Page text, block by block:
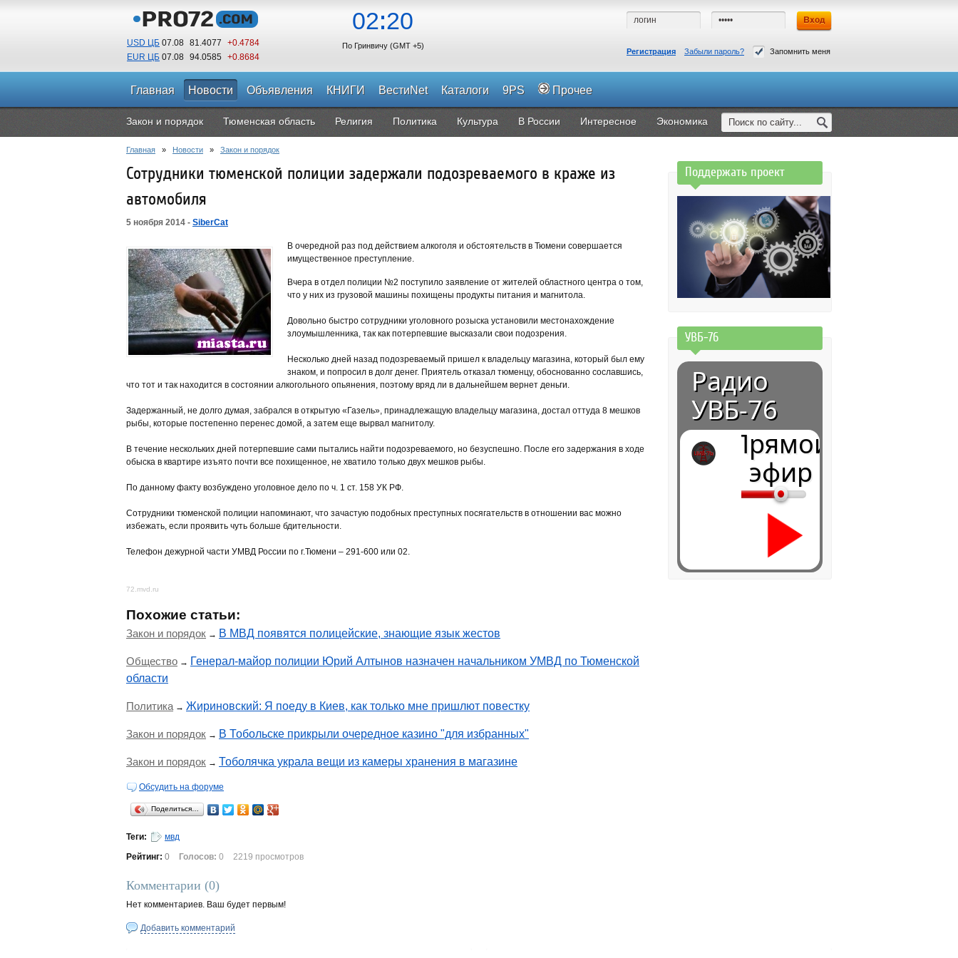
USD ЦБ 07.08 81.4077
+0.4784
EUR ЦБ 07.08 94.0585 +0.8684
02 20
По Гринвичу (GMT +5)
Регистрация Забыли пароль? Запомнить меня
Главная Новости Объявления КНИГИ ВестиNet Каталоги 9PS Прочее
Закон и порядок Тюменская область Религия Политика Культура В России Интересное Экономика
Главная » Новости » Закон и порядок
Сотрудники тюменской полиции задержали подозреваемого в краже из
автомобиля
5 ноября 2014 - SiberCat
В очередной раз под действием алкоголя и обстоятельств в Тюмени совершается
имущественное преступление.
Вчера в отдел полиции №2 поступило заявление от жителей областного центра о том,
что у них из грузовой машины похищены продукты питания и магнитола.
Довольно быстро сотрудники уголовного розыска установили местонахождение
злоумышленника, так как потерпевшие высказали свои подозрения.
Несколько дней назад подозреваемый пришел к владельцу магазина, который был ему
знаком, и попросил в долг денег. Приятель отказал тюменцу, обоснованно сославшись,
что тот и так находится в состоянии алкогольного опьянения, поэтому вряд ли в дальнейшем вернет деньги.
Задержанный, не долго думая, забрался в открытую «Газель», принадлежащую владельцу магазина, достал оттуда 8 мешков
рыбы, которые постепенно перенес домой, а затем еще вырвал магнитолу.
В течение нескольких дней потерпевшие сами пытались найти подозреваемого, но безуспешно. После его задержания в ходе
обыска в квартире изъято почти все похищенное, не хватило только двух мешков рыбы.
По данному факту возбуждено уголовное дело по ч. 1 ст. 158 УК РФ.
Сотрудники тюменской полиции напоминают, что зачастую подобных преступных посягательств в отношении вас можно
избежать, если проявить чуть больше бдительности.
Телефон дежурной части УМВД России по г.Тюмени – 291-600 или 02.
72.mvd.ru
Похожие статьи:
Закон и порядок → В МВД появятся полицейские, знающие язык жестов
Общество → Генерал-майор полиции Юрий Алтынов назначен начальником УМВД по Тюменской
области
Политика→ Жириновский: Я поеду в Киев, как только мне пришлют повестку
Закон и порядок → В Тобольске прикрыли очередное казино "для избранных"
Закон и порядок → Тоболячка украла вещи из камеры хранения в магазине
Обсудить на форуме
Поделиться…
Теги:
мвд
Рейтинг: 0 Голосов: 0 2219 просмотров
Комментарии (0)
Нет комментариев. Ваш будет первым!
Добавить комментарий
Поддержать проект
УВБ-76
Радио
УВБ-76
Прямой
эфир